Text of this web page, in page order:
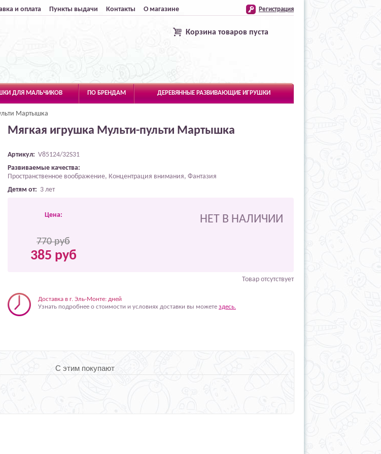
и оплата Пункты выдачи Контакты О магазине Регистрация
Корзина товаров пуста
ДЛЯ МАЛЬЧИКОВ ПО БРЕНДАМ ДЕРЕВЯННЫЕ РАЗВИВАЮЩИЕ ИГРУШКИ
Мартышка
Мягкая игрушка Мульти-пульти Мартышка
Артикул: V85124/32S31
Развиваемые качества:
Пространственное воображение, Концентрация внимания, Фантазия
Детям от: 3 лет
НЕТ В НАЛИЧИИ
Цена:
770 руб
385 руб
Товар отсутствует
Доставка в г. Эль-Монте: дней
Узнать подробнее о стоимости и условиях доставки вы можете здесь.
С этим покупают